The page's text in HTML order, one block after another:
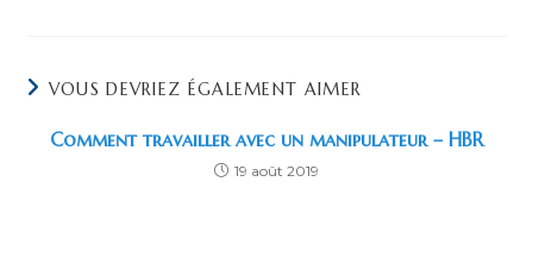
VOUS DEVRIEZ ÉGALEMENT AIMER
Comment travailler avec un manipulateur – HBR
19 août 2019